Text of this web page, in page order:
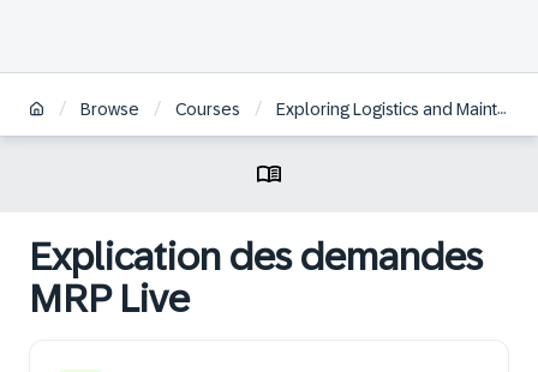
/ Browse / Courses / Exploring Logistics and Maintenance in SAP S/4HANA Defense & Security | FR
Explication des demandes
MRP Live